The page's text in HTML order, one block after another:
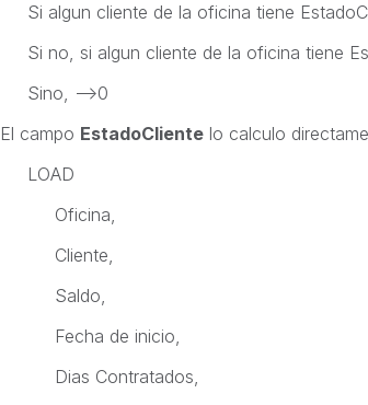
Si algun cliente de la oficina tiene
Si no, si algun cliente de la oficina tiene
Sino, -->0
El campo EstadoClientelo calculo
LOAD
Oficina,
Cliente,
Saldo,
Fecha de inicio,
Dias Contratados,